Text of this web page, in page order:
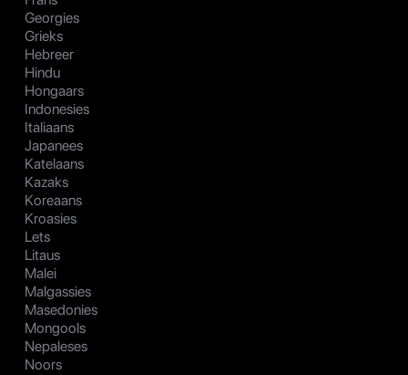
Georgies
Grieks
Hebreer
Hindu
Hongaars
Indonesies
Italiaans
Japanees
Katelaans
Kazaks
Koreaans
Kroasies
Lets
Litaus
Malei
Malgassies
Masedonies
Mongools
Nepaleses
Noors